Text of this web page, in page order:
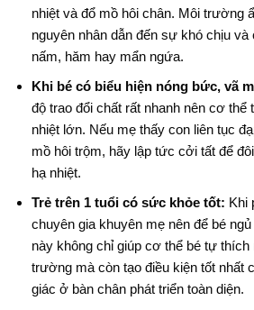
nhiệt và đổ mồ hôi chân. Môi trường
nguyên nhân dẫn đến sự khó chịu
nấm, hăm hay mẩn ngứa.
Khi bé có biểu hiện nóng bức, vã
độ trao đổi chất rất nhanh nên cơ
nhiệt lớn. Nếu mẹ thấy con liên tục
mồ hôi trộm, hãy lập tức cởi tất để
hạ nhiệt.
Trẻ trên 1 tuổi có sức khỏe tốt: Khi
chuyên gia khuyên mẹ nên để bé
này không chỉ giúp cơ thể bé tự thích
trường mà còn tạo điều kiện tốt nhất
giác ở bàn chân phát triển toàn diện.